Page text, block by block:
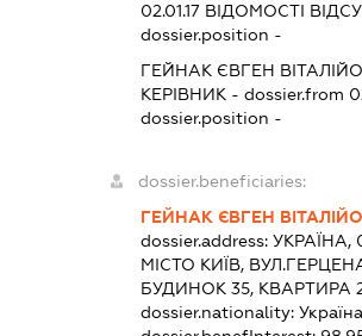
02.01.17ВІДОМОСТІ
dossier.position -
ГЕЙНАК ЄВГЕН
КЕРІВНИК- dossier.from
dossier.position -
dossier.beneficiaries:
ГЕЙНАК ЄВГЕН
dossier.address: УКРАЇНА,
МІСТО КИЇВ,
БУДИНОК 35, КВАРТИРА
dossier.nationality: Україна